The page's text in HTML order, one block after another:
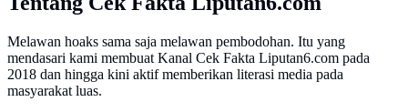
Melawan hoaks sama saja melawan pembodohan. Itu yang
mendasari kami membuat Kanal Cek Fakta Liputan6.com pada
2018 dan hingga kini aktif memberikan literasi media pada
masyarakat luas.